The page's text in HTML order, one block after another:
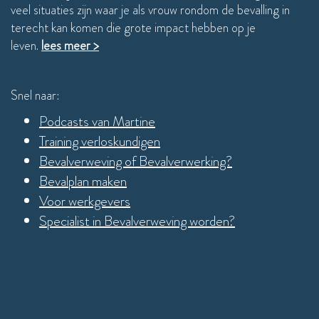
veel situaties zijn waar je als vrouw rondom de bevalling in
terecht kan komen die grote impact hebben op je
leven.lees meer >
Snel naar:
Podcasts van Martine
Training verloskundigen
Bevalverweving of Bevalverwerking?
Bevalplan maken
Voor werkgevers
Specialist in Bevalverweving worden?